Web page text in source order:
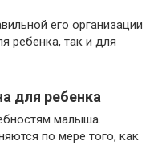
его организации
ребенка, так и для
для ребенка
малыша.
по мере того, как